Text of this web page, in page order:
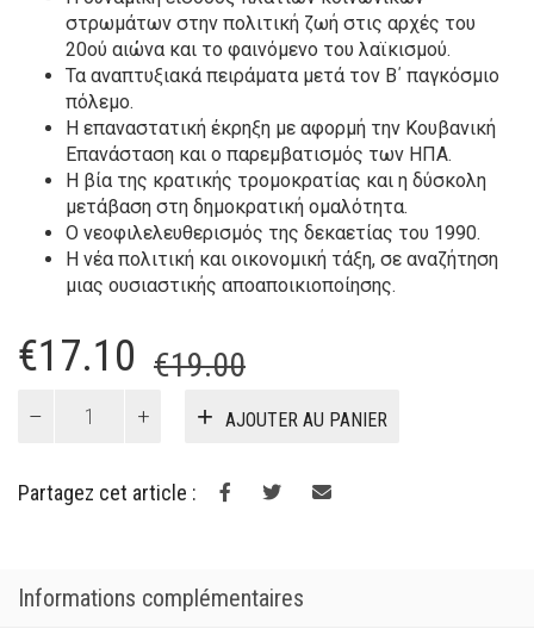
στρωμάτων στην πολιτική ζωή στις αρχές του
20ού αιώνα και το φαινόμενο του λαϊκισμού.
Τα αναπτυξιακά πειράματα μετά τον Β΄ παγκόσμιο
πόλεμο.
Η επαναστατική έκρηξη με αφορμή την Κουβανική
Επανάσταση και ο παρεμβατισμός των ΗΠΑ.
Η βία της κρατικής τρομοκρατίας και η δύσκολη
μετάβαση στη δημοκρατική ομαλότητα.
Ο νεοφιλελευθερισμός της δεκαετίας του 1990.
Η νέα πολιτική και οικονομική τάξη, σε αναζήτηση
μιας ουσιαστικής αποαποικιοποίησης.
€19.00Le
initial
était :
€17.10
Le
actuel
est :
της
Λατινικής
AJOUTER AU PANIER
Partagez cet article :
Informations complémentaires